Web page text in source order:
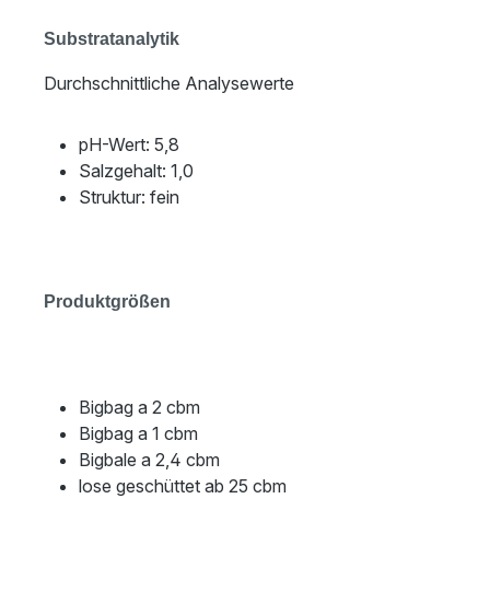
Substratanalytik
Durchschnittliche Analysewerte
pH-Wert: 5,8
Salzgehalt: 1,0
Struktur: fein
Produktgrößen
Bigbag a 2 cbm
Bigbag a 1 cbm
Bigbale a 2,4 cbm
lose geschüttet ab 25 cbm